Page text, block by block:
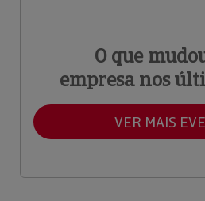
O que
empresa nos
VER MAIS